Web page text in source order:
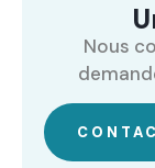
Nous